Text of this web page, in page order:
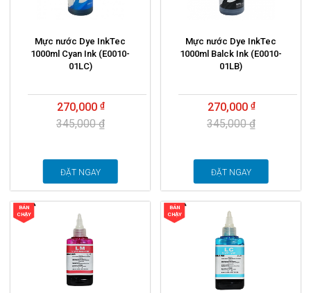
Mực nước Dye InkTec
1000ml Cyan Ink (E0010-
01LC)
270,000
345,000 ₫
ĐẶT NGAY
Mực nước Dye InkTec
1000ml Balck Ink (E0010-
01LB)
270,000
345,000 ₫
ĐẶT NGAY
BÁN
CHẠY
BÁN
CHẠY